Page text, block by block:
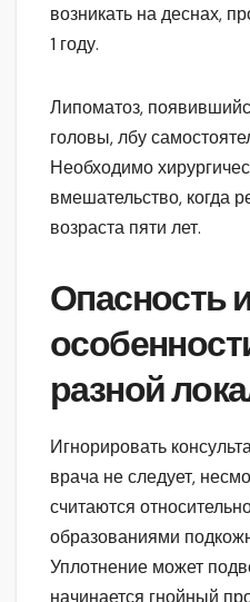
возникать на деснах,
1 году.
Липоматоз,
головы, лбу
Необходимо
вмешательство, когда
возраста пяти лет.
Опасность
разной
Игнорировать
врача не следует,
считаются
образованиями
Уплотнение может